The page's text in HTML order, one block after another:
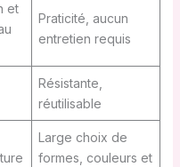
et
Praticité, aucun
entretien requis
Résistante,
réutilisable
Large choix de
formes, couleurs et